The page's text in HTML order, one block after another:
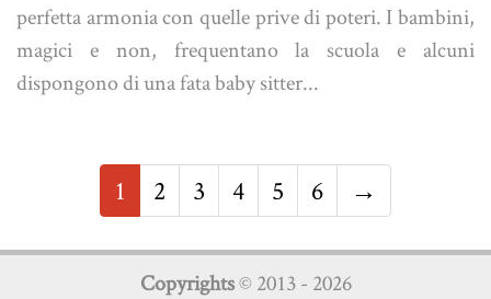
perfetta armonia con quelle prive di poteri. I bambini,
magici e non, frequentano la scuola e alcuni
dispongono di una fata baby sitter...
1 2 3 4 5 6 →
Copyrights© 2013 - 2026